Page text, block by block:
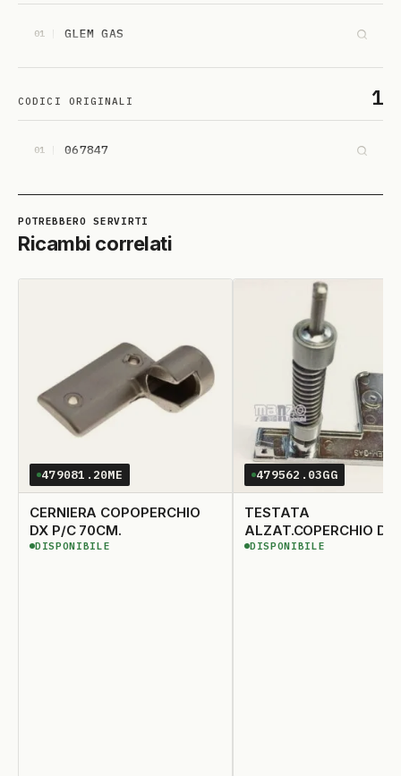
01 GLEM GAS
CODICI ORIGINALI 1
01 067847
Ricambi correlati
479081.20ME
CERNIERA COPOPERCHIO
DX P/C 70CM.
DISPONIBILE
DISPONIBILE
479562.03GG
TESTATA
ALZAT.COPERCHIO DX
DISPONIBILE
DISPONIBILE